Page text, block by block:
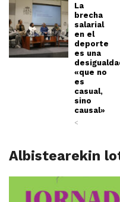
La
brecha
salarial
en el
deporte
es una
«que no
es
casual,
sino
causal»
<
Albistearekin